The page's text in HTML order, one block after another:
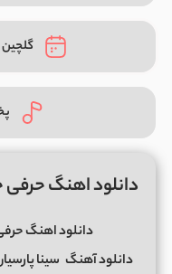
دانلود اهنگ حرفی
دانلود اهنگ
دانلود آهنگ سینا